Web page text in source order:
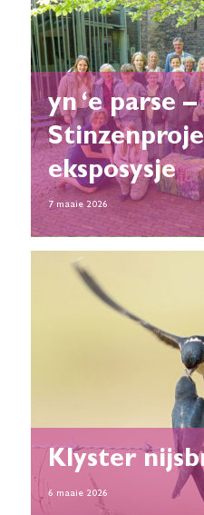
yn ‘e parse
eksposysje
7 maaie 2026
Klyster
6 maaie 2026